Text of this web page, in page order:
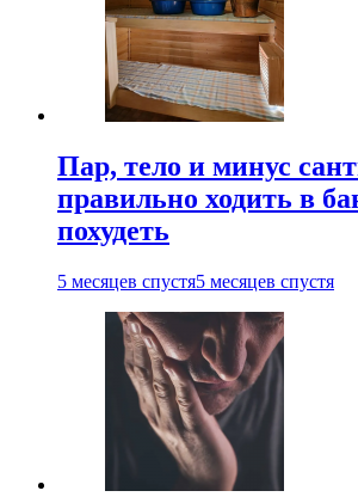
Пар, тело и минус
правильно ходить в
похудеть
5 месяцев спустя5 месяцев спустя